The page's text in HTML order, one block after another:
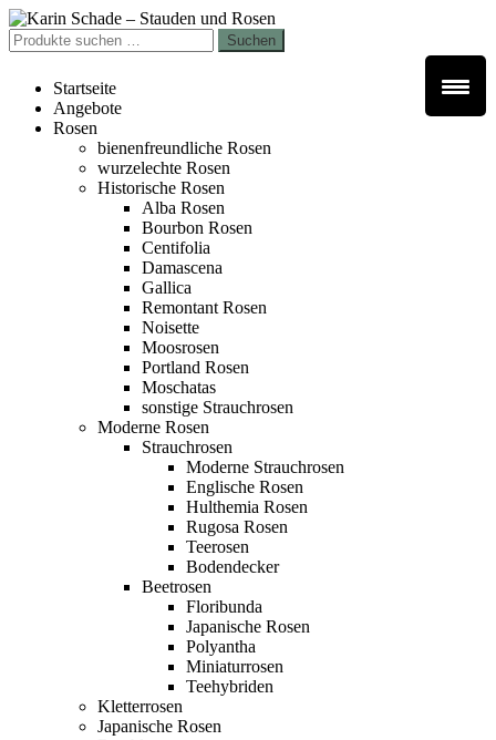
Zur
Navigation
springen
Zum
Inhalt
springen
Suchen
nach:
Suchen
Startseite
Angebote
Rosen
bienenfreundliche Rosen
wurzelechte Rosen
Historische Rosen
Alba Rosen
Bourbon Rosen
Centifolia
Damascena
Gallica
Remontant Rosen
Noisette
Moosrosen
Portland Rosen
Moschatas
sonstige Strauchrosen
Moderne Rosen
Strauchrosen
Moderne Strauchrosen
Englische Rosen
Hulthemia Rosen
Rugosa Rosen
Teerosen
Bodendecker
Beetrosen
Floribunda
Japanische Rosen
Polyantha
Miniaturrosen
Teehybriden
Kletterrosen
Japanische Rosen